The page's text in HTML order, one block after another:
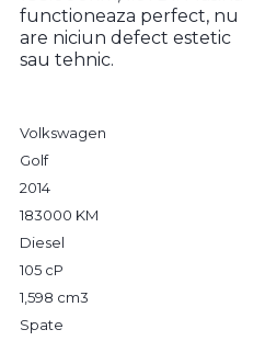
functioneaza perfect, nu
are niciun defect estetic
sau tehnic.
Volkswagen
Golf
2014
183000 KM
Diesel
105 cP
1,598 cm3
Spate